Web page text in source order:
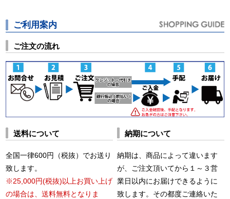
ご利用案内
ご注文の流れ
送料について
全国一律600円（税抜）でお送り
致します。
※25,000円(税抜)以上お買い上げ
の場合は、送料無料となりま
納期について
納期は、商品によって違います
が、ご注文頂いてから１～３営
業日以内にお届けできるように
致します。その都度ご連絡いた